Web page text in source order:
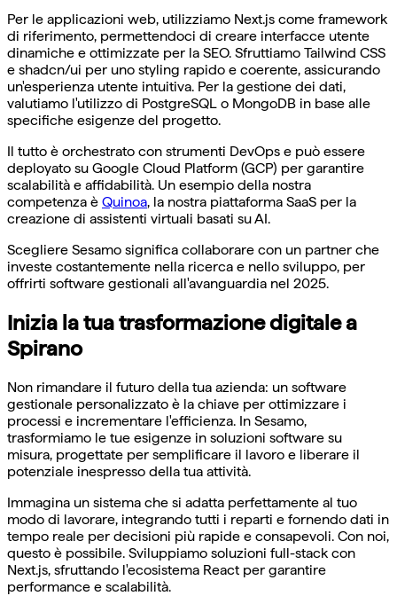
Per le applicazioni web, utilizziamo Next.js come framework
di riferimento, permettendoci di creare interfacce utente
dinamiche e ottimizzate per la SEO. Sfruttiamo Tailwind CSS
e shadcn/ui per uno styling rapido e coerente, assicurando
un'esperienza utente intuitiva. Per la gestione dei dati,
valutiamo l'utilizzo di PostgreSQL o MongoDB in base alle
specifiche esigenze del progetto.
Il tutto è orchestrato con strumenti DevOps e può essere
deployato su Google Cloud Platform (GCP) per garantire
scalabilità e affidabilità. Un esempio della nostra
competenza è Quinoa, la nostra piattaforma SaaS per la
creazione di assistenti virtuali basati su AI.
Scegliere Sesamo significa collaborare con un partner che
investe costantemente nella ricerca e nello sviluppo, per
offrirti software gestionali all'avanguardia nel 2025.
Inizia la tua trasformazione digitale a
Spirano
Non rimandare il futuro della tua azienda: un software
gestionale personalizzato è la chiave per ottimizzare i
processi e incrementare l'efficienza. In Sesamo,
trasformiamo le tue esigenze in soluzioni software su
misura, progettate per semplificare il lavoro e liberare il
potenziale inespresso della tua attività.
Immagina un sistema che si adatta perfettamente al tuo
modo di lavorare, integrando tutti i reparti e fornendo dati in
tempo reale per decisioni più rapide e consapevoli. Con noi,
questo è possibile. Sviluppiamo soluzioni full-stack con
Next.js, sfruttando l'ecosistema React per garantire
performance e scalabilità.